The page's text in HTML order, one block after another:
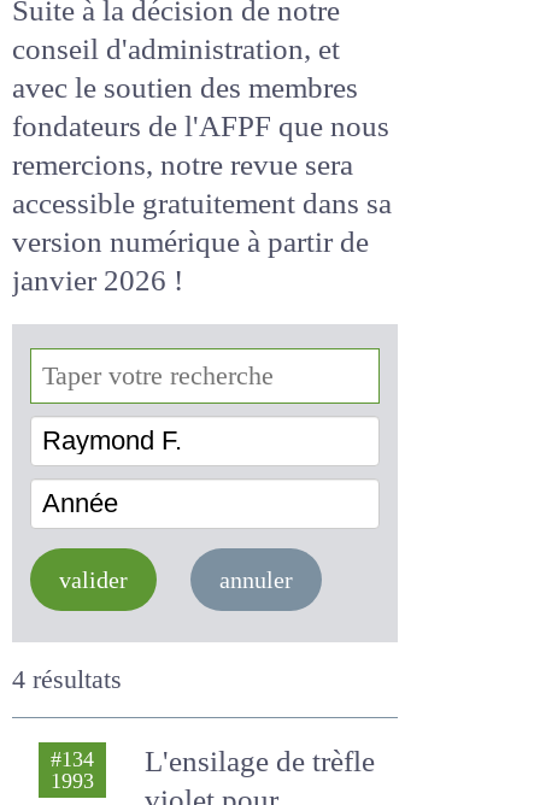
Suite à la décision de notre
conseil d'administration, et
avec le soutien des membres
fondateurs de l'AFPF que nous
remercions, notre revue sera
accessiblegratuitementdans
sa version numérique
de janvier 2026 !
Raymond F.
valider annuler
4 résultats
#134
L'ensilage de trèfle